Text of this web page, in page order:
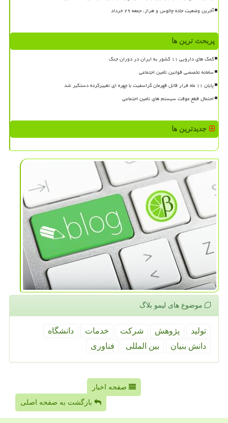
آخرین وضعیت جاده چالوس و هراز، جمعه ۲۹ خرداد
پربحث ترین ها
کمک های دارویی ۱۱ کشور به ایران در دوران جنگ
سامانه تخصصی قوانین تأمین اجتماعی
پایان ۱۱ ماه فرار قاتل قهرمان کراسفیت با چهره ای تغییرکرده دستگیر شد
احتمال قطع موقت سیستم های تامین اجتماعی
جدیدترین ها
موضوع های لیمو بلاگ
تولید پژوهش شركت خدمات
دانشگاه
دانش بنیان
بین المللی فناوری
صفحه اخبار
بازگشت به صفحه اصلی